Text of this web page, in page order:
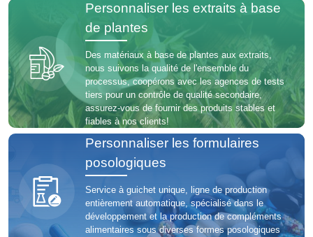
Personnaliser les extraits à base
de plantes
Des matériaux à base de plantes aux extraits,
nous suivons la qualité de l'ensemble du
processus, coopérons avec les agences de tests
tiers pour un contrôle de qualité secondaire,
assurez-vous de fournir des produits stables et
fiables à nos clients!
Personnaliser les formulaires
posologiques
Service à guichet unique, ligne de production
entièrement automatique, spécialisé dans le
développement et la production de compléments
alimentaires sous diverses formes posologiques